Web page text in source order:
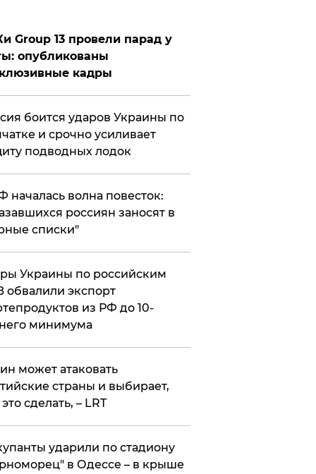
Group 13 провели парад у
опубликованы
кадры
боится ударов Украины по
и срочно усиливает
подводных лодок
началась волна повесток:
россиян заносят в
списки"
Украины по российским
обвалили экспорт
из РФ до 10-
минимума
может атаковать
страны и выбирает,
сделать, – LRT
ударили по стадиону
в Одессе – в крыше